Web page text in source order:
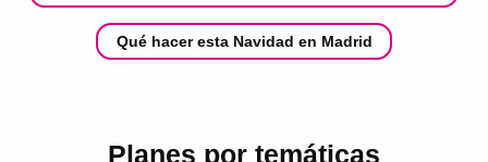
Qué hacer esta Navidad en Madrid
Planes por temáticas